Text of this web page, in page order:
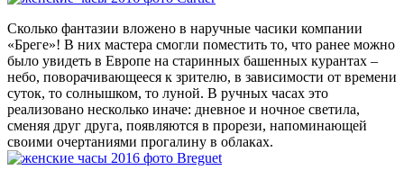
Сколько фантазии вложено в наручные часики компании
«Бреге»! В них мастера смогли поместить то, что ранее можно
было увидеть в Европе на старинных башенных курантах –
небо, поворачивающееся к зрителю, в зависимости от времени
суток, то солнышком, то луной. В ручных часах это
реализовано несколько иначе: дневное и ночное светила,
сменяя друг друга, появляются в прорези, напоминающей
своими очертаниями прогалину в облаках.